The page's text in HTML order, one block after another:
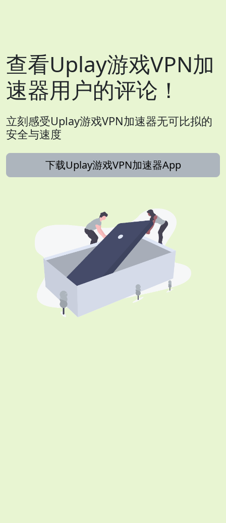
查看Uplay游戏VPN加
速器用户的评论！
立刻感受Uplay游戏VPN加速器无可比拟的
安全与速度
下载Uplay游戏VPN加速器App